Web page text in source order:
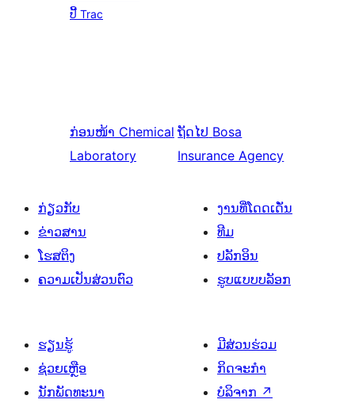
ປີ້ Trac
ກ່ອນໜ້າ Chemical
Laboratory
ຖັດໄປ Bosa
Insurance Agency
ກ່ຽວກັບ
ຂ່າວສານ
ໂຮສຕິງ
ຄວາມເປັນສ່ວນຕົວ
ງານທີ່ໂດດເດັ່ນ
ທີມ
ປລັກອິນ
ຮູບແບບບລັອກ
ຮຽນຮູ້
ຊ່ວຍເຫຼືອ
ນັກພັດທະນາ
ມີສ່ວນຮ່ວມ
ກິດຈະກຳ
ບໍລິຈາກ ↗